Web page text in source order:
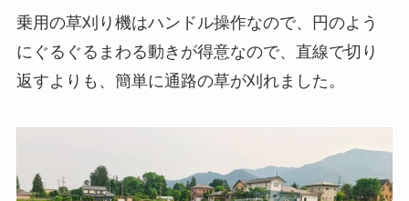
乗用の草刈り機はハンドル操作なので、円のよう
にぐるぐるまわる動きが得意なので、直線で切り
返すよりも、簡単に通路の草が刈れました。